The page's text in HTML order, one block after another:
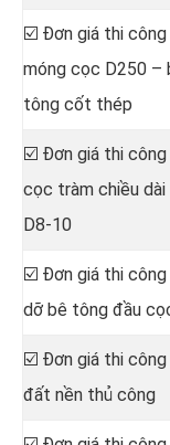
☑️ Đơn giá thi công
móng cọc D250 –
tông cốt thép
☑️ Đơn giá thi
cọc tràm chiều dài
D8-10
☑️ Đơn giá thi công
dỡ bê tông đầu
☑️ Đơn giá thi công
đất nền thủ công